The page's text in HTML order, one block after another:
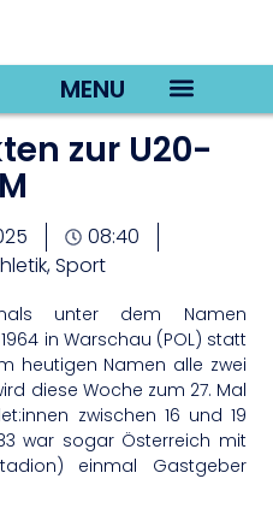
MENU
zur U20-
08:40
,Sport
unter dem Namen
in Warschau (POL) statt
heutigen Namen alle zwei
diese Woche zum 27. Mal
zwischen 16 und 19
war sogar Österreich mit
einmal Gastgeber